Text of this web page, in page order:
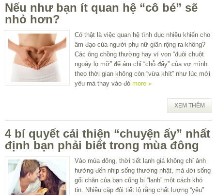
Nếu như bạn ít quan hệ “cô bé” sẽ
nhỏ hơn?
Có thật là việc quan hệ tình dục nhiều khiến cho
âm đạo của người phụ nữ giãn rộng ra không?
Các ông chồng thường hay ví von “đuôi chuột
ngoáy lọ mỡ” để ám chỉ “chỗ đấy” của vợ mình
theo thời gian không còn “vừa khít” như lúc mới
yêu mà thay vào đó more »
XEM THÊM
4 bí quyết cải thiện “chuyện ấy” nhất
định bạn phải biết trong mùa đông
Vào mùa đông, thời tiết lạnh giá không chỉ ảnh
hưởng đến nhịp sống thường nhật, mà đời sống
gối chăn của bạn cũng bị “lạnh” một cách khó
tin. Nhiều cặp đôi tiết lộ rằng chất lượng “yêu”